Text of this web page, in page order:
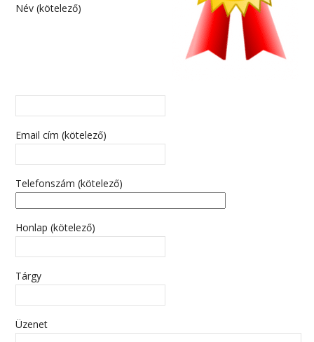
Név (kötelező)
Email cím (kötelező)
Telefonszám (kötelező)
Honlap (kötelező)
Tárgy
Üzenet